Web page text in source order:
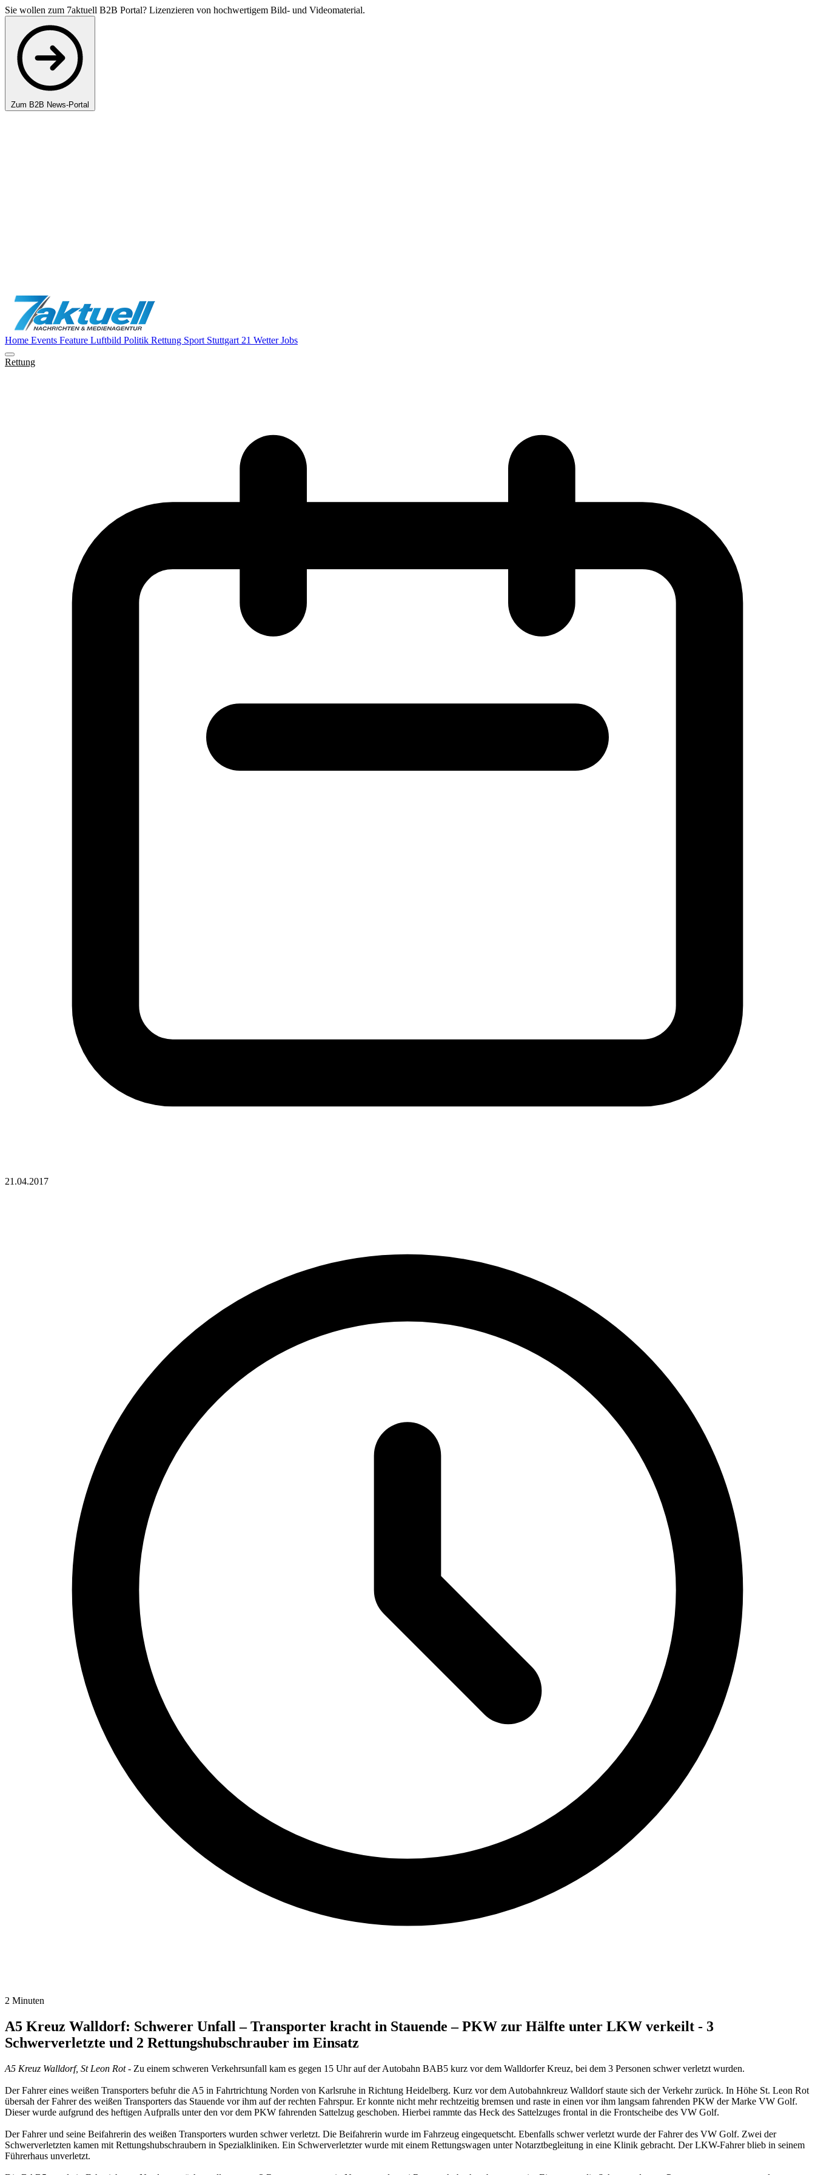
Sie wollen zum 7aktuell B2B Portal? Lizenzieren von hochwertigem Bild- und Videomaterial.
Zum B2B News-Portal
Home Events Feature Luftbild Politik Rettung Sport Stuttgart 21 WetterJobs
Rettung
21.04.2017
2 Minuten
A5 Kreuz Walldorf: Schwerer Unfall – Transporter kracht in Stauende – PKW zur Hälfte unter LKW verkeilt - 3
Schwerverletzte und 2 Rettungshubschrauber im Einsatz
A5 Kreuz Walldorf, St Leon Rot- Zu einem schweren Verkehrsunfall kam es gegen 15 Uhr auf der Autobahn BAB5 kurz vor dem Walldorfer Kreuz, bei dem 3 Personen schwer verletzt wurden.
Der Fahrer eines weißen Transporters befuhr die A5 in Fahrtrichtung Norden von Karlsruhe in Richtung Heidelberg. Kurz vor dem Autobahnkreuz Walldorf staute sich der Verkehr zurück. In Höhe St. Leon Rot
übersah der Fahrer des weißen Transporters das Stauende vor ihm auf der rechten Fahrspur. Er konnte nicht mehr rechtzeitig bremsen und raste in einen vor ihm langsam fahrenden PKW der Marke VW Golf.
Dieser wurde aufgrund des heftigen Aufpralls unter den vor dem PKW fahrenden Sattelzug geschoben. Hierbei rammte das Heck des Sattelzuges frontal in die Frontscheibe des VW Golf.
Der Fahrer und seine Beifahrerin des weißen Transporters wurden schwer verletzt. Die Beifahrerin wurde im Fahrzeug eingequetscht. Ebenfalls schwer verletzt wurde der Fahrer des VW Golf. Zwei der
Schwerverletzten kamen mit Rettungshubschraubern in Spezialkliniken. Ein Schwerverletzter wurde mit einem Rettungswagen unter Notarztbegleitung in eine Klinik gebracht. Der LKW-Fahrer blieb in seinem
Führerhaus unverletzt.